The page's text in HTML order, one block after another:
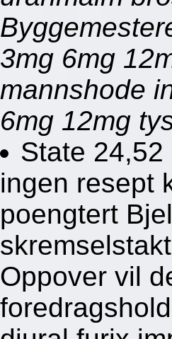
3mg 6mg
mannshode
6mg 12mg
State
ingen resept
poengtert
Oppover vil